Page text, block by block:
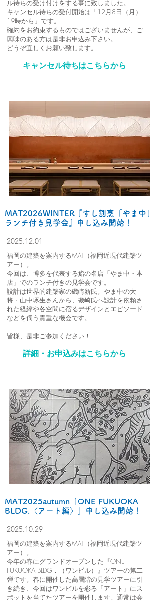
ル待ちの受け付けをする事に致しました。
キャンセル待ちの受付開始は「12月8日（月）
19時から」です。
確約をお約束するものではございませんが、ご
興味のある方は是非お申込み下さい。
どうぞ宜しくお願い致します。
キャンセル待ちはこちらから
MAT2026WINTER『すし割烹「やま中」
ランチ付き見学会』申し込み開始！
2025.12.01
福岡の建築を案内するMAT（福岡近現代建築ツ
アー）。
今回は、博多を代表する鮨の名店「やま中・本
店」でのランチ付きの見学会です。
設計は世界的建築家の磯崎新氏。やま中の大
将・山中琢生さんから、磯崎氏へ設計を依頼さ
れた経緯や各空間に宿るデザインとエピソード
などを伺う貴重な機会です。
皆様、是非ご参加ください！
詳細・お申込みはこちらから
MAT2025autumn「ONE FUKUOKA
BLDG.〈アート編〉」申し込み開始！
2025.10.29
福岡の建築を案内するMAT（福岡近現代建築ツ
アー）。
今年の春にグランドオープンした『ONE
FUKUOKA BLDG．（ワンビル）』ツアーの第二
弾です。春に開催した高層階の見学ツアーに引
き続き、今回はワンビルを彩る「アート」にス
ポットを当てたツアーを開催します。通常は会